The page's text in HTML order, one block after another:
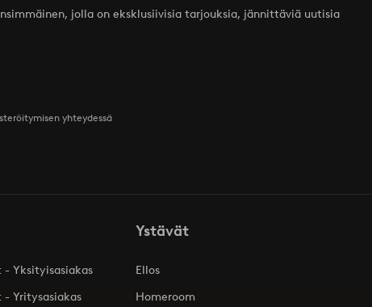
jolla on eksklusiivisia tarjouksia, jännittäviä uutisia
yhteydessä
- Yksityisasiakas
- Yritysasiakas
Ystävät
Ellos
Homeroom